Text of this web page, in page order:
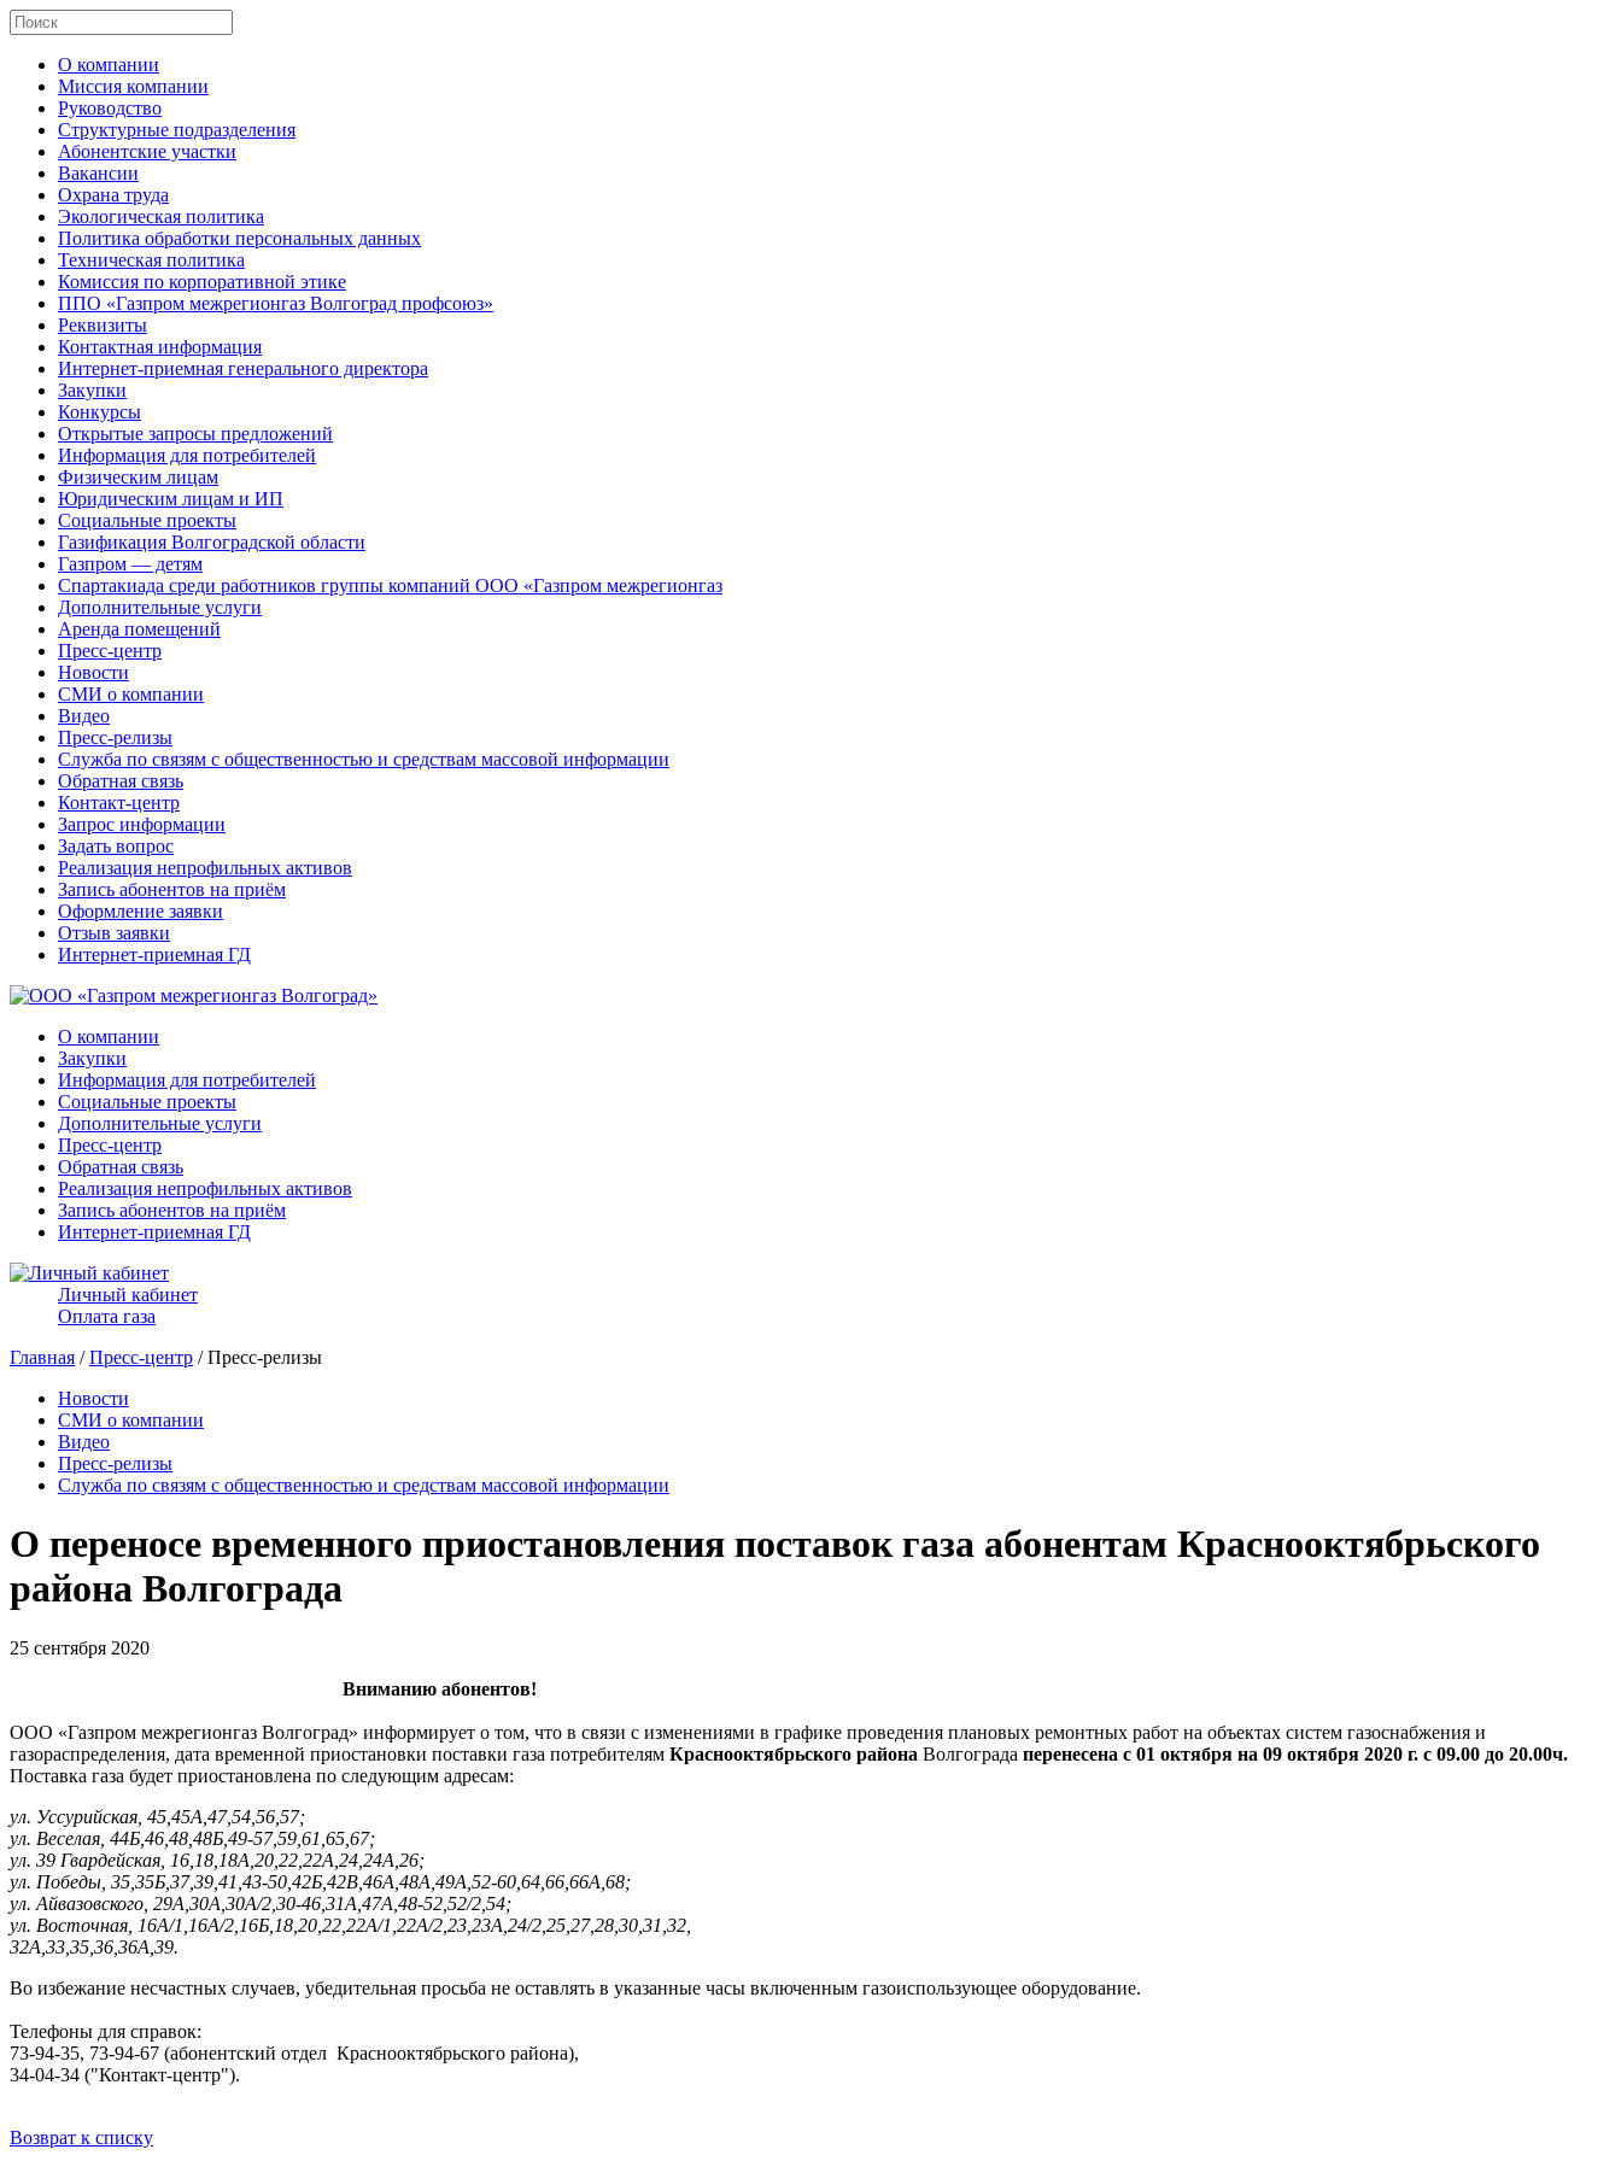
О компании
Миссия компании
Руководство
Структурные подразделения
Абонентские участки
Вакансии
Охрана труда
Экологическая политика
Политика обработки персональных данных
Техническая политика
Комиссия по корпоративной этике
ППО «Газпром межрегионгаз Волгоград профсоюз»
Реквизиты
Контактная информация
Интернет-приемная генерального директора
Закупки
Конкурсы
Открытые запросы предложений
Информация для потребителей
Физическим лицам
Юридическим лицам и ИП
Социальные проекты
Газификация Волгоградской области
Газпром — детям
Спартакиада среди работников группы компаний ООО «Газпром межрегионгаз
Дополнительные услуги
Аренда помещений
Пресс-центр
Новости
СМИ о компании
Видео
Пресс-релизы
Служба по связям с общественностью и средствам массовой информации
Обратная связь
Контакт-центр
Запрос информации
Задать вопрос
Реализация непрофильных активов
Запись абонентов на приём
Оформление заявки
Отзыв заявки
Интернет-приемная ГД
О компании
Закупки
Информация для потребителей
Социальные проекты
Дополнительные услуги
Пресс-центр
Обратная связь
Реализация непрофильных активов
Запись абонентов на приём
Интернет-приемная ГД
Личный кабинет
Оплата газа
Главная /Пресс-центр / Пресс-релизы
Новости
СМИ о компании
Видео
Пресс-релизы
Служба по связям с общественностью и средствам массовой информации
О переносе временного приостановления поставок газа абонентам Краснооктябрьского
района Волгограда
25 сентября 2020
Вниманию абонентов!
ООО «Газпром межрегионгаз Волгоград» информирует о том, что в связи с изменениями в графике проведения плановых ремонтных работ на объектах систем газоснабжения и
газораспределения, дата временной приостановки поставки газа потребителям Краснооктябрьского района Волгограда перенесена с 01 октября на 09 октября 2020 г. с 09.00 до 20.00ч.
Поставка газа будет приостановлена по следующим адресам:
ул. Уссурийская, 45,45А,47,54,56,57;
ул. Веселая, 44Б,46,48,48Б,49-57,59,61,65,67;
ул. 39 Гвардейская, 16,18,18А,20,22,22А,24,24А,26;
ул. Победы, 35,35Б,37,39,41,43-50,42Б,42В,46А,48А,49А,52-60,64,66,66А,68;
ул. Айвазовского, 29А,30А,30А/2,30-46,31А,47А,48-52,52/2,54;
ул. Восточная, 16А/1,16А/2,16Б,18,20,22,22А/1,22А/2,23,23А,24/2,25,27,28,30,31,32,
32А,33,35,36,36А,39.
Во избежание несчастных случаев, убедительная просьба не оставлять в указанные часы включенным газоиспользующее оборудование.
Телефоны для справок:
73-94-35, 73-94-67 (абонентский отдел Краснооктябрьского района),
34-04-34 ("Контакт-центр").
Возврат к списку